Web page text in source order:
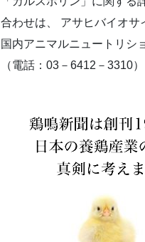
合わせは、 アサヒバイオサ
国内アニマルニュートリシ
（電話：03－6412－3310）